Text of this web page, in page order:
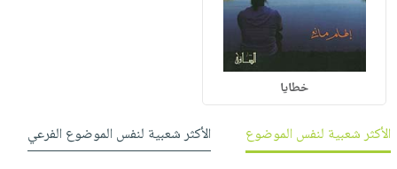
خطايا
الأكثر شعبية لنفس الموضوع الأكثر شعبية لنفس الموضوع الفرعي